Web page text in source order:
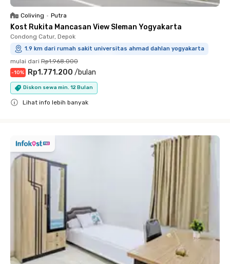
Coliving • Putra
Kost Rukita Mancasan View Sleman Yogyakarta
Condong Catur, Depok
1.9 km dari rumah sakit universitas ahmad dahlan yogyakarta
mulai dari Rp1.968.000
-10% Rp1.771.200 /bulan
Diskon sewa min. 12 Bulan
Lihat info lebih banyak